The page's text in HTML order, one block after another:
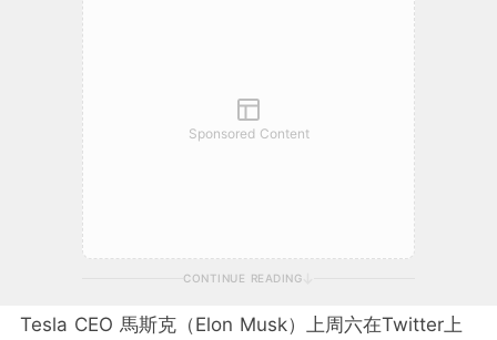
Sponsored Content
CONTINUE READING
Tesla CEO 馬斯克（Elon Musk）上周六在Twitter上